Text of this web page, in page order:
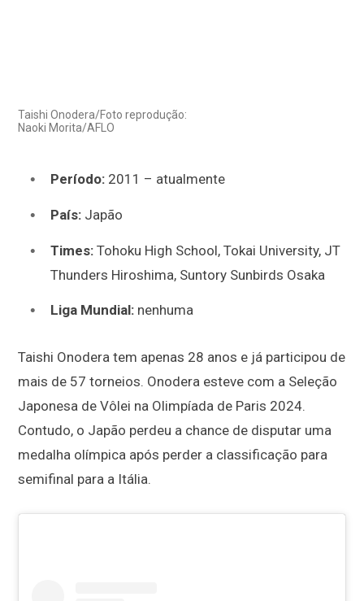
Taishi Onodera/Foto reprodução:
Naoki Morita/AFLO
Período: 2011 – atualmente
País: Japão
Times: Tohoku High School, Tokai University, JT
Thunders Hiroshima, Suntory Sunbirds Osaka
Liga Mundial: nenhuma
Taishi Onodera tem apenas 28 anos e já participou de
mais de 57 torneios. Onodera esteve com a Seleção
Japonesa de Vôlei na Olimpíada de Paris 2024.
Contudo, o Japão perdeu a chance de disputar uma
medalha olímpica após perder a classificação para
semifinal para a Itália.